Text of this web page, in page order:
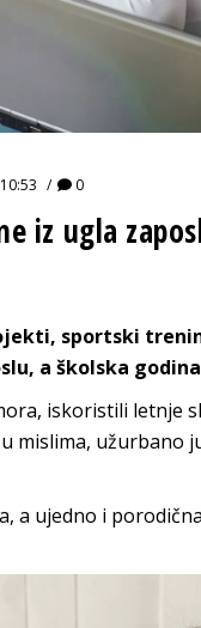
0
iz ugla
sportski
a školska
iskoristili letnje
mislima, užurbano
a ujedno i